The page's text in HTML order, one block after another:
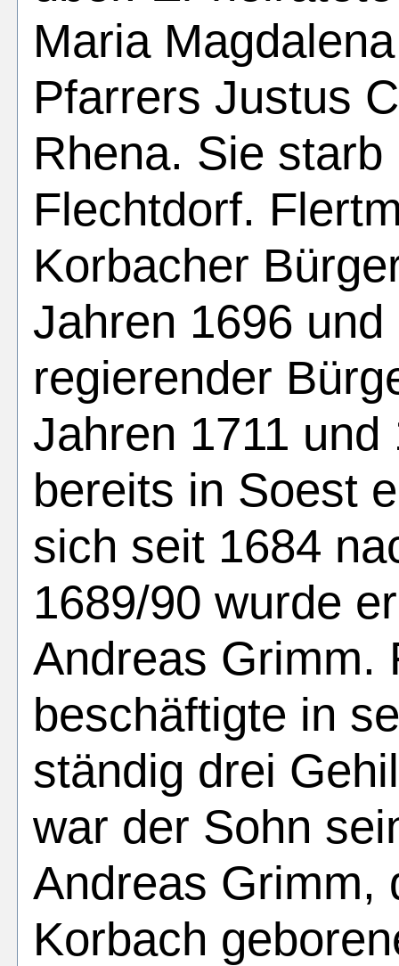
Maria
Pfarrers Justus
Rhena. Sie
Flechtdorf.
Korbacher
Jahren 1696
regierender
Jahren 1711
bereits in Soest
sich seit 1684
1689/90 wurde
Andreas Grimm.
beschäftigte in
ständig drei
war der Sohn
Andreas Grimm,
Korbach